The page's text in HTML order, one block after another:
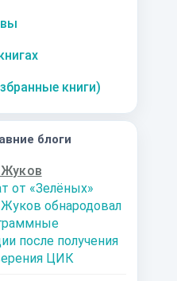
книги)
блоги
Жуков
от «Зелёных»
Жуков обнародовал
после получения
ЦИК
Александр
Кириллов